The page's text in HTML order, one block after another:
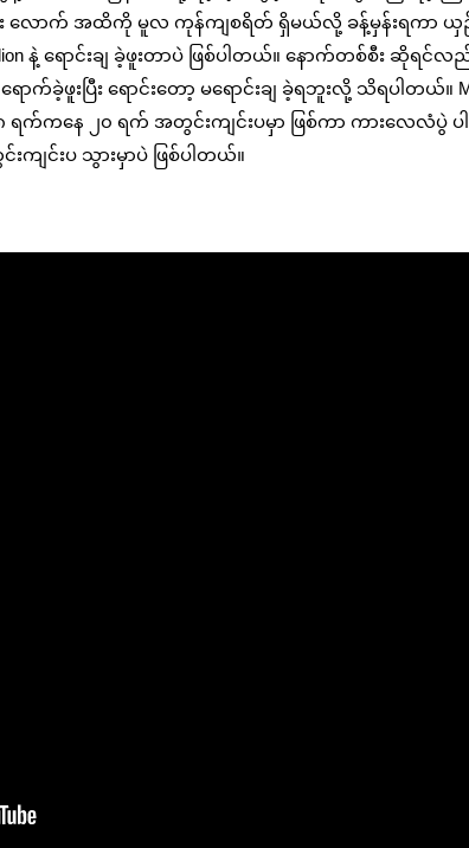
လောက် အထိကို မူလ ကုန်ကျစရိတ် ရှိမယ်လို့ ခန့်မှန်းရကာ ယှ
နဲ့ ရောင်းချ ခဲ့ဖူးတာပဲ ဖြစ်ပါတယ်။ နောက်တစ်စီး ဆိုရင်
းပြီး ‌ရောင်းတော့ မရောင်းချ ခဲ့ရဘူးလို့ သိရပါတယ်။
ေ ၂၀ ရက် အတွင်းကျင်းပမှာ ဖြစ်ကာ ကားလေလံပွဲ ပါဝင်
င်းပ သွားမှာပဲ ဖြစ်ပါတယ်။